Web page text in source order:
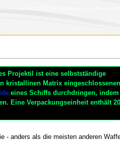
8/d312538493/htdocs/X-Lexikon/
Projektil ist eine selbstständige
kristallinen Matrix eingeschlossenen
eines Schiffs durchdringen, indem
Eine Verpackungseinheit enthält
- anders als die meisten anderen